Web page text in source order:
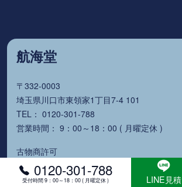
0120-301-788
受付時間 9：00～18：00 ( 月曜定休 ) LINE見積
航海堂
〒332-0003
埼玉県川口市東領家1丁目7-4 101
TEL： 0120-301-788
営業時間： 9：00～18：00 ( 月曜定休 )
古物商許可
埼玉県公安委員会 第431030028350号
古物商名称：株式会社イーライフ